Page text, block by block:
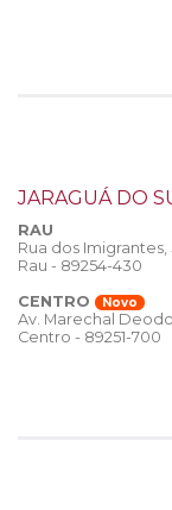
JARAGUÁ DO
RAU
Rua dos Imigrantes,
Rau - 89254-430
CENTRO
Novo
Av. Marechal
Centro - 89251-700